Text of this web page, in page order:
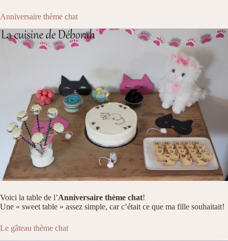
Anniversaire thème chat
Voici la table de l’Anniversaire thème chat!
Une « sweet table » assez simple, car c’était ce que ma fille souhaitait!
Le gâteau thème chat